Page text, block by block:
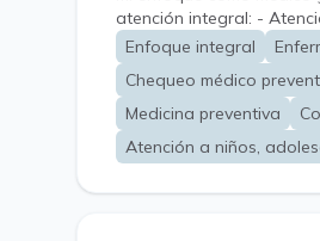
atención integral: -
indicar un diagnostico,
recomendaciones
adolescentes y adultos
Solicitud y revision de
preventivo
Enfoque integral
Chequeo médico
Medicina preventiva
Atención a niños,